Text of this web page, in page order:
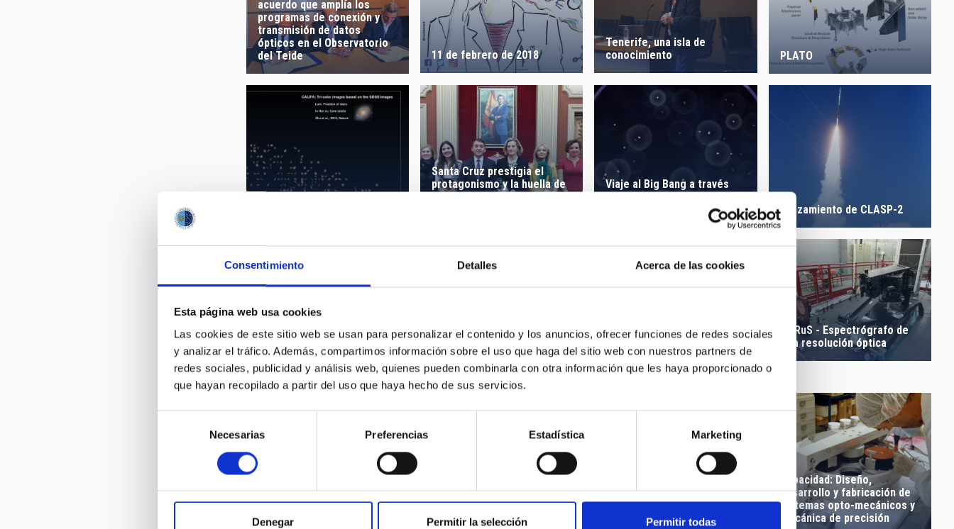
Consentimiento Detalles Acerca de las cookies
Esta página web usa cookies
Las cookies de este sitio web se usan para personalizar el contenido y los anuncios, ofrecer funciones de redes sociales
y analizar el tráfico. Además, compartimos información sobre el uso que haga del sitio web con nuestros partners de
redes sociales, publicidad y análisis web, quienes pueden combinarla con otra información que les haya proporcionado o
que hayan recopilado a partir del uso que haya hecho de sus servicios.
consentimiento
Necesarias Preferencias Estadística Marketing
Denegar Permitir la selección Permitir todas
acuerdo que amplía los
programas de conexión y
transmisión de datos
ópticos en el Observatorio
del Teide
11 de febrero de 2018
Tenerife, una isla de
conocimiento
PLATO
CALIFA renueva el sistema
Santa Cruz prestigia el
protagonismo y la huella de
las mujeres en el mundo
Viaje al Big Bang a través
del litio de una estrella de la
Lanzamiento de CLASP-2
100 Lunas cuadradas
Wayne Rosing visita el IAC y
los Observatorios de
Canarias
Taller de Mecánica
HORuS - Espectrógrafo de
alta resolución óptica
Máquina de medir por 3
coordenadas
Galería de Imágenes
Astronómicas de GTC
Capacidad: Diseño,
desarrollo y fabricación de
sistemas electrónicos
Capacidad: Diseño,
desarrollo y fabricación de
sistemas opto-mecánicos y
mecánica de precisión